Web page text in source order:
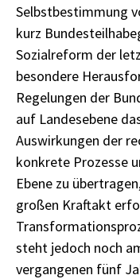
Selbstbestimmung
kurz
Sozialreform der
besondere
Regelungen der
auf Landesebene
Auswirkungen der
konkrete Prozesse
Ebene zu
großen Kraftakt
steht jedoch noch
vergangenen fünf